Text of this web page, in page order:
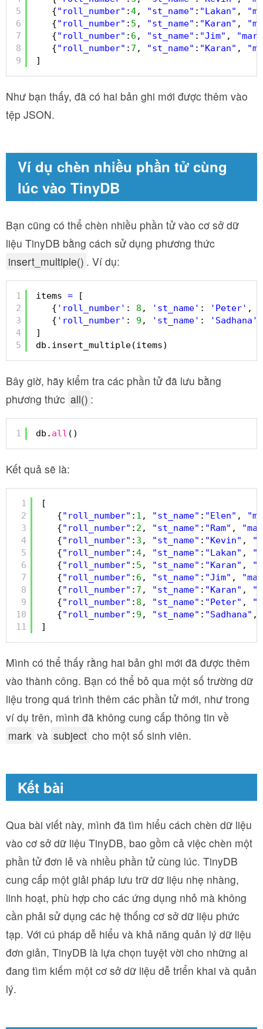
5
6
7
8
9
{"roll_number" :4, "st_name" : "Lakan" ,
{"roll_number" : 5 , "st_name" : "Karan" ,
{"roll_number" : 6 , "st_name" : "Jim" ,
{"roll_number" : 7 , "st_name" : "Karan" ,
]
Như bạn thấy, đã có hai bản ghi mới được thêm vào
tệp JSON.
Ví dụ chèn nhiều phần tử cùng
lúc vào TinyDB
Bạn cũng có thể chèn nhiều phần tử vào cơ sở dữ
liệu TinyDB bằng cách sử dụng phương thức
insert_multiple() . Ví dụ:
1
2
3
4
5
items =
[
{ 'roll_number' : 8 , 'st_name' : 'Peter' ,
{ 'roll_number' : 9 , 'st_name' : 'Sadhana'
]
db.insert_multiple(items)
Bây giờ, hãy kiểm tra các phần tử đã lưu bằng
phương thức all() :
1 db. all ()
Kết quả sẽ là:
1
2
3
4
5
6
7
8
9
10
11
[
{"roll_number" : 1 , "st_name" : "Elen" ,
{"roll_number" : 2 , "st_name" : "Ram" ,
{"roll_number" : 3 , "st_name" : "Kevin" ,
{"roll_number" :4, "st_name" : "Lakan" ,
{"roll_number" : 5 , "st_name" : "Karan" ,
{"roll_number" : 6 , "st_name" : "Jim" ,
{"roll_number" : 7 , "st_name" : "Karan" ,
{"roll_number" : 8 , "st_name" : "Peter" ,
{"roll_number" : 9 , "st_name" : "Sadhana" ,
]
Mình có thể thấy rằng hai bản ghi mới đã được thêm
vào thành công. Bạn có thể bỏ qua một số trường dữ
liệu trong quá trình thêm các phần tử mới, như trong
ví dụ trên, mình đã không cung cấp thông tin về
mark và subject cho một số sinh viên.
Kết bài
Qua bài viết này, mình đã tìm hiểu cách chèn dữ liệu
vào cơ sở dữ liệu TinyDB, bao gồm cả việc chèn một
phần tử đơn lẻ và nhiều phần tử cùng lúc. TinyDB
cung cấp một giải pháp lưu trữ dữ liệu nhẹ nhàng,
linh hoạt, phù hợp cho các ứng dụng nhỏ mà không
cần phải sử dụng các hệ thống cơ sở dữ liệu phức
tạp. Với cú pháp dễ hiểu và khả năng quản lý dữ liệu
đơn giản, TinyDB là lựa chọn tuyệt vời cho những ai
đang tìm kiếm một cơ sở dữ liệu dễ triển khai và quản
lý.